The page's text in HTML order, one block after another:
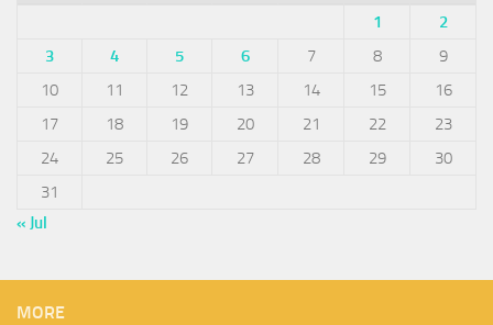
1
2
3
4 5 6 7 8
9
10
11 12 13 14 15
16
17
18 19 20 21 22
23
24
25 26 27 28 29
30
31
« Jul
MORE